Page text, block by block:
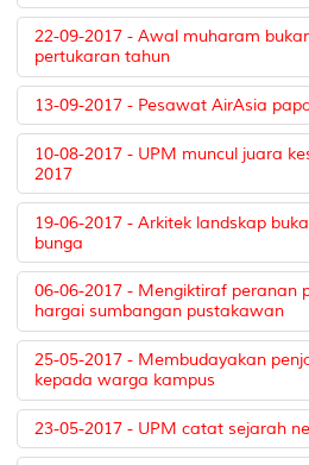
22-09-2017 - Awal muharam
pertukaran tahun
13-09-2017 - Pesawat AirAsia
10-08-2017 - UPM muncul juara
2017
19-06-2017 - Arkitek landskap
bunga
06-06-2017 - Mengiktiraf peranan
hargai sumbangan pustakawan
25-05-2017 - Membudayakan
kepada warga kampus
23-05-2017 - UPM catat sejarah